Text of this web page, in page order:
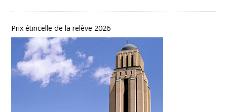
Prix étincelle de la relève 2026